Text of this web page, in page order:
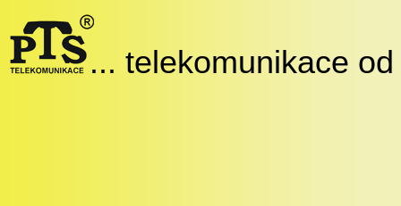
... telekomunikace od